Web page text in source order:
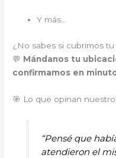
Y más…
¿No sabes si cubrimos tu
💬 Mándanos tu
confirmamos en
🎯 Lo que opinan
“Pensé que
atendieron el